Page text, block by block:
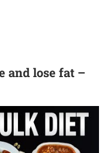
and lose fat –